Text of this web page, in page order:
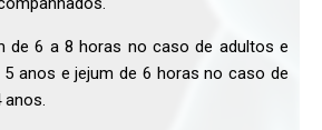
de 6 a 8 horas no caso de adultos e
anos e jejum de 6 horas no caso de
anos.